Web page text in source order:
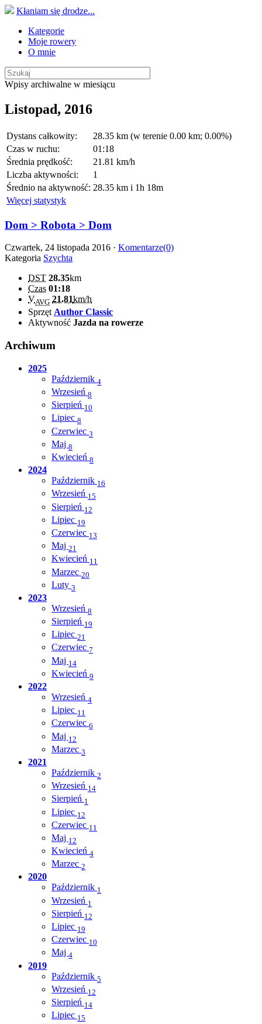
Kłaniam się drodze...
Kategorie
Moje rowery
O mnie
Wpisy archiwalne w miesiącu
Listopad, 2016
Dystans całkowity:
28.35 km (w terenie 0.00 km; 0.00%)
Czas w ruchu:
01:18
Średnia prędkość:
21.81 km/h
Liczba aktywności:
1
Średnio na aktywność: 28.35 km i 1h 18m
Więcej statystyk
Dom > Robota > Dom
Czwartek, 24 listopada 2016 · Komentarze(0)
Kategoria Szychta
DST 28.35km
Czas 01:18
VAVG 21.81km/h
SprzętAuthor Classic
Aktywność Jazda na rowerze
Archiwum
2025
Październik 4
Wrzesień 8
Sierpień 10
Lipiec 8
Czerwiec 3
Maj 8
Kwiecień 8
2024
Październik 16
Wrzesień 15
Sierpień 12
Lipiec 19
Czerwiec 13
Maj 21
Kwiecień 11
Marzec 20
Luty 3
2023
Wrzesień 8
Sierpień 19
Lipiec 21
Czerwiec 7
Maj 14
Kwiecień 9
2022
Wrzesień 4
Lipiec 11
Czerwiec 6
Maj 12
Marzec 3
2021
Październik 2
Wrzesień 14
Sierpień 1
Lipiec 12
Czerwiec 11
Maj 12
Kwiecień 4
Marzec 2
2020
Październik 1
Wrzesień 1
Sierpień 12
Lipiec 19
Czerwiec 10
Maj 4
2019
Październik 5
Wrzesień 12
Sierpień 14
Lipiec 15